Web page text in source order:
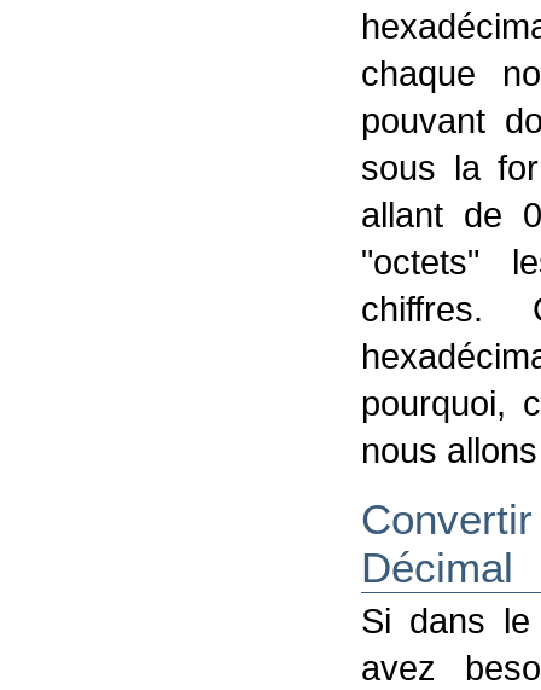
chaque
pouvant
sous la
allant de
"octets"
chiffres.
pourquoi,
nous
Décimal
Si dans
avez